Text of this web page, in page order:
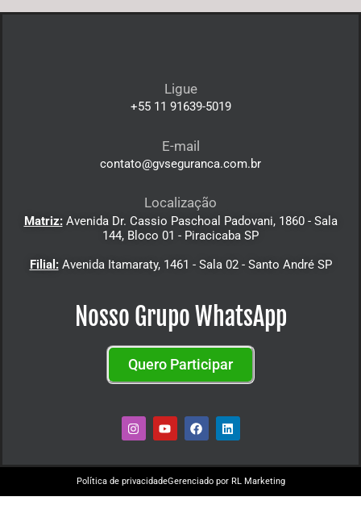
Ligue
+55 11 91639-5019
E-mail
contato@gvseguranca.com.br
Localização
Matriz:Avenida Dr. Cassio Paschoal Padovani, 1860 - Sala
144, Bloco 01 - Piracicaba SP
Filial:Avenida Itamaraty, 1461 - Sala 02 - Santo André SP
Nosso Grupo WhatsApp
Quero Participar
Política de privacidadeGerenciado por RL Marketing